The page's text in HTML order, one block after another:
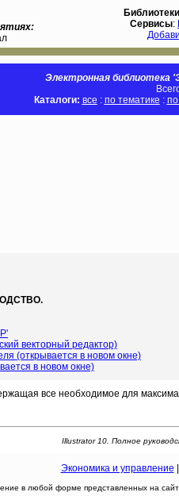
Библиотеки
Сервисы:
Электронная библиотека
Каталоги: все : по тематике :
векторный редактор)
(открывается в новом окне)
в новом окне)
все необходимое для
Illustrator 10. Полное
Экономика и управление
в любой форме представленных на